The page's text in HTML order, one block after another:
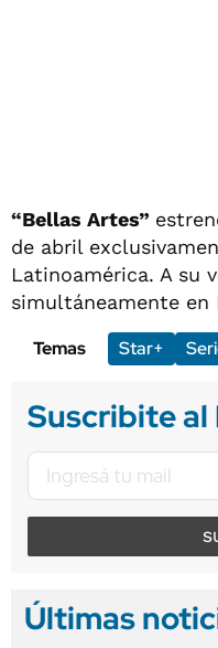
“Bellas Artes”
de abril
Latinoamérica. A su
simultáneamente en
Temas
Star+
Suscribite
Últimas